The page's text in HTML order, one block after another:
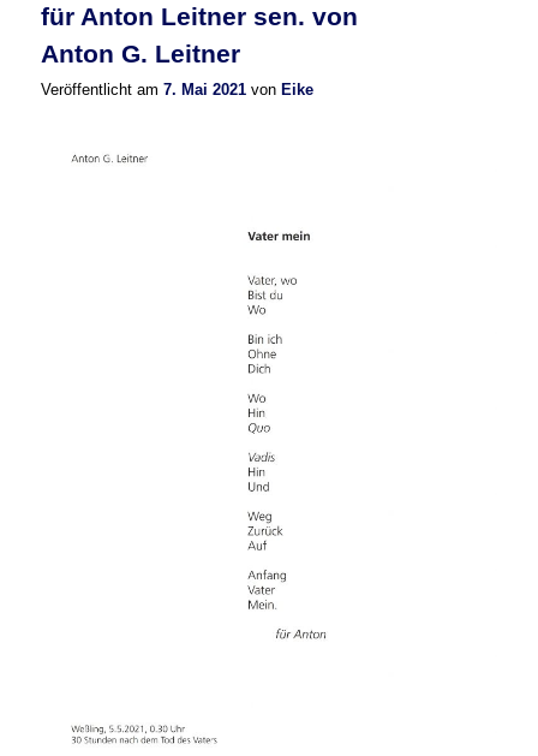
für Anton Leitner sen. von
Anton G. Leitner
Veröffentlicht am7. Mai 2021 von Eike